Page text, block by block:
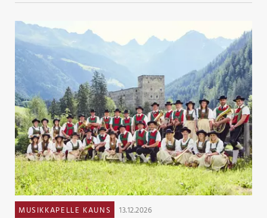
MUSIKKAPELLE KAUNS 13.12.2026